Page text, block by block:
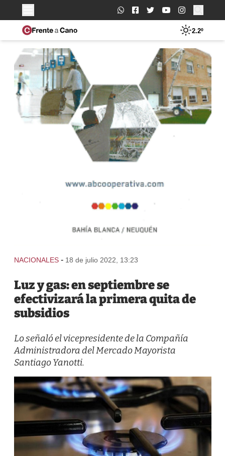
Buscar:
2.2º
NACIONALES - 18 de julio 2022, 13:23
Luz y gas: en septiembre se
efectivizará la primera quita de
subsidios
Lo señaló el vicepresidente de la Compañía
Administradora del Mercado Mayorista
Santiago Yanotti.